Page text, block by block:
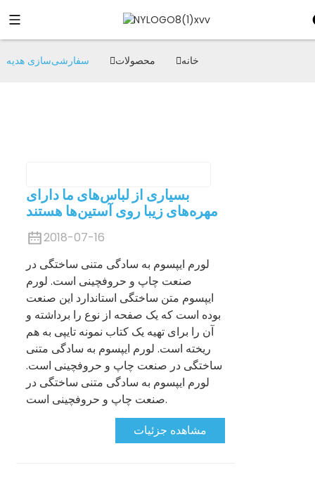
خانه محصولات سفارشی‌سازی هدیه
بسیاری از لباس‌های ما دارای
مهره‌های زیبا روی آستین‌ها هستند
2018-07-16
لورم ایپسوم به سادگی متنی ساختگی در
صنعت چاپ و حروفچینی است. لورم
ایپسوم متن ساختگی استاندارد این صنعت
بوده است که یک صفحه از نوع را برداشته و
آن را برای تهیه یک کتاب نمونه تایپی به هم
ریخته است. لورم ایپسوم به سادگی متنی
ساختگی در صنعت چاپ و حروفچینی است.
لورم ایپسوم به سادگی متنی ساختگی در
صنعت چاپ و حروفچینی است.
مشاهده جزئیات